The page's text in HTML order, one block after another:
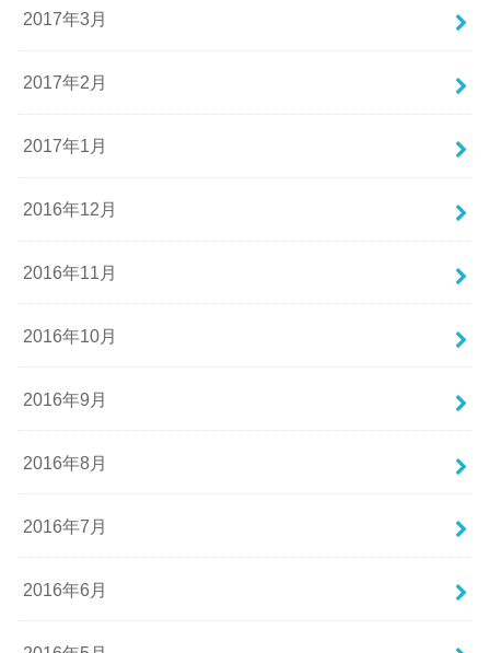
2017年3月
2017年2月
2017年1月
2016年12月
2016年11月
2016年10月
2016年9月
2016年8月
2016年7月
2016年6月